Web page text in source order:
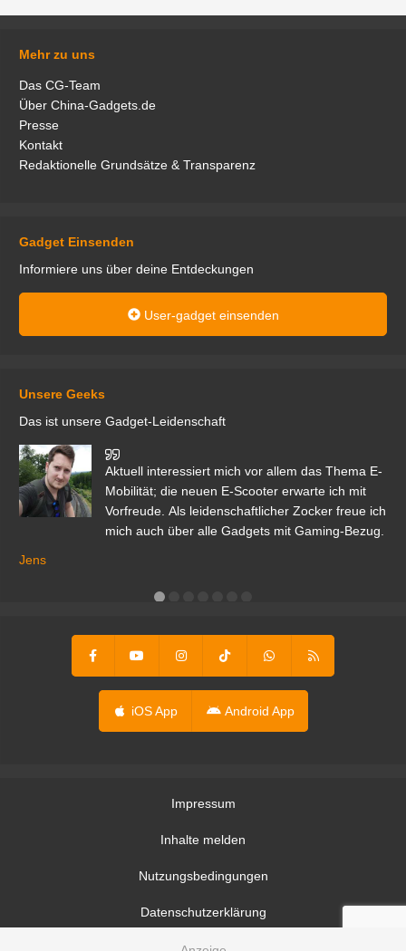
Mehr zu uns
Das CG-Team
Über China-Gadgets.de
Presse
Kontakt
Redaktionelle Grundsätze & Transparenz
Gadget Einsenden
Informiere uns über deine Entdeckungen
User-gadget einsenden
Unsere Geeks
Das ist unsere Gadget-Leidenschaft
Aktuell interessiert mich vor allem das Thema E-
Mobilität; die neuen E-Scooter erwarte ich mit
Vorfreude. Als leidenschaftlicher Zocker freue ich
mich auch über alle Gadgets mit Gaming-Bezug.
Jens
iOS App Android App
Impressum
Inhalte melden
Nutzungsbedingungen
Datenschutzerklärung
Datenschutzeinstellungen